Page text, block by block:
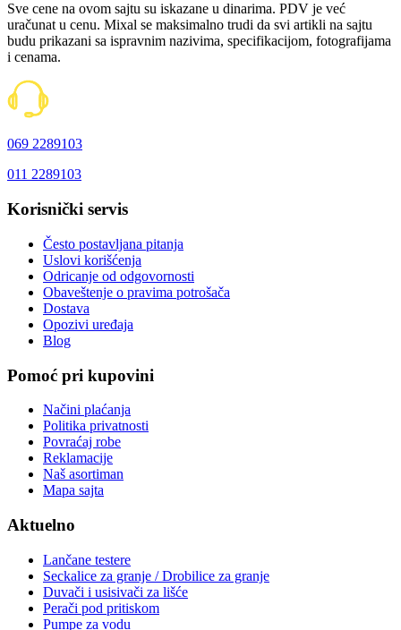
Sve cene na ovom sajtu su iskazane u dinarima. PDV je već
uračunat u cenu. Mixal se maksimalno trudi da svi artikli na sajtu
budu prikazani sa ispravnim nazivima, specifikacijom, fotografijama
i cenama.
069 2289103
011 2289103
Korisnički servis
Često postavljana pitanja
Uslovi korišćenja
Odricanje od odgovornosti
Obaveštenje o pravima potrošača
Dostava
Opozivi uređaja
Blog
Pomoć pri kupovini
Načini plaćanja
Politika privatnosti
Povraćaj robe
Reklamacije
Naš asortiman
Mapa sajta
Aktuelno
Lančane testere
Seckalice za granje / Drobilice za granje
Duvači i usisivači za lišće
Perači pod pritiskom
Pumpe za vodu